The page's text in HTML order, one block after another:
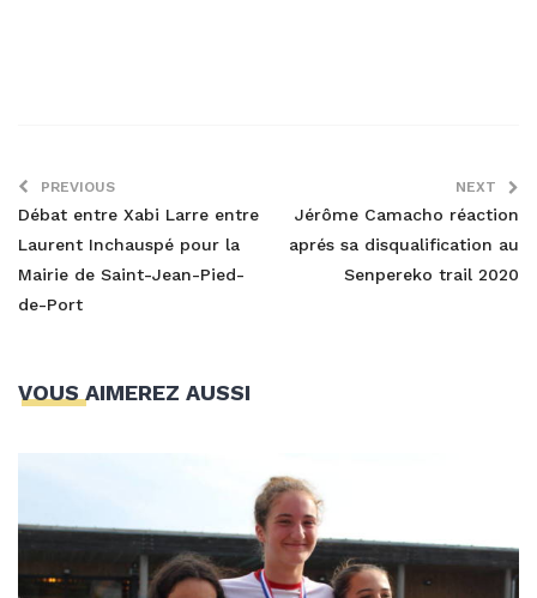
PREVIOUS
Débat entre Xabi Larre entre
Laurent Inchauspé pour la
Mairie de Saint-Jean-Pied-
de-Port
NEXT
Jérôme Camacho réaction
aprés sa disqualification au
Senpereko trail 2020
VOUS AIMEREZ AUSSI